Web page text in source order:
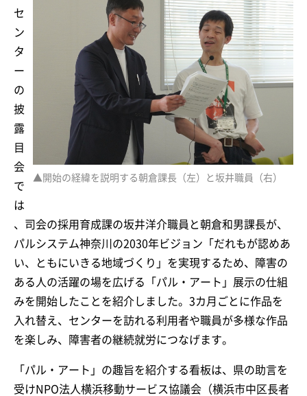
▲開始の経緯を説明する朝倉課長（左）と坂井職員（右）
セ
ン
タ
ー
の
披
露
目
会
で
は
、司会の採用育成課の坂井洋介職員と朝倉和男課長が、
パルシステム神奈川の2030年ビジョン「だれもが認めあ
い、ともにいきる地域づくり」を実現するため、障害の
ある人の活躍の場を広げる「パル・アート」展示の仕組
みを開始したことを紹介しました。3カ月ごとに作品を
入れ替え、センターを訪れる利用者や職員が多様な作品
を楽しみ、障害者の継続就労につなげます。
「パル・アート」の趣旨を紹介する看板は、県の助言を
受けNPO法人横浜移動サービス協議会（横浜市中区長者